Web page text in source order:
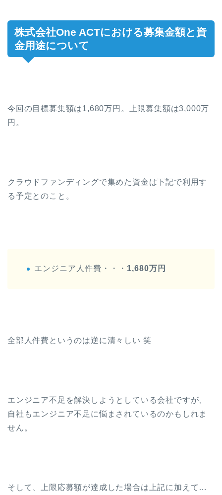
株式会社One ACTにおける募集金額と資
金用途について
今回の目標募集額は1,680万円。上限募集額は3,000万
円。
クラウドファンディングで集めた資金は下記で利用す
る予定とのこと。
エンジニア人件費・・・ 1,680万円
全部人件費というのは逆に清々しい 笑
エンジニア不足を解決しようとしている会社ですが、
自社もエンジニア不足に悩まされているのかもしれま
せん。
そして、上限応募額が達成した場合は上記に加えて…